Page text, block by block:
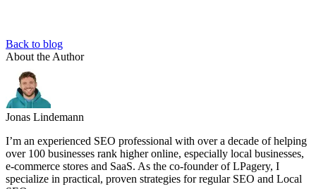
Back to blog
About the Author
Jonas Lindemann
I’m an experienced SEO professional with over a decade of helping
over 100 businesses rank higher online, especially local businesses,
e-commerce stores and SaaS. As the co-founder of LPagery, I
specialize in practical, proven strategies for regular SEO and Local